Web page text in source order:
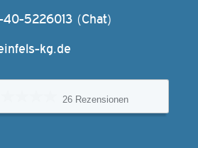
5226013 (Chat)
kg.de
26 Rezensionen